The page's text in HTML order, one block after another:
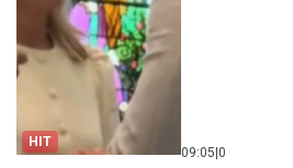
HIT
09:05 0